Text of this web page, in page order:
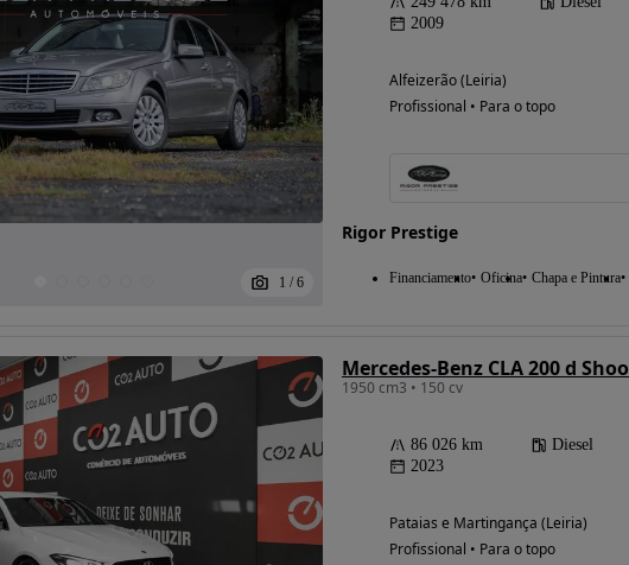
1 / 6
2009
Alfeizerão (Leiria)
Profissional • Para o topo
Rigor Prestige
Financiamento Oficina Chapa e Pintura
1950 cm3 • 150 cv
86 026 km Diesel
2023
Pataias e Martingança (Leiria)
Profissional • Para o topo